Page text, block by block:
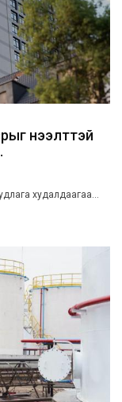
нээлттэй
худалдаагаа...